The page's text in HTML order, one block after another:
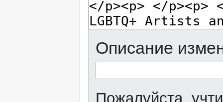
Описание
Пожалуйста,